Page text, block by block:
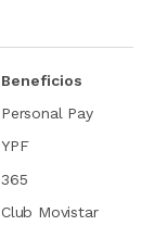
Beneficios
Personal Pay
YPF
365
Club Movistar